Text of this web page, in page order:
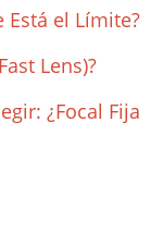
el Límite?
Lens)?
¿Focal Fija